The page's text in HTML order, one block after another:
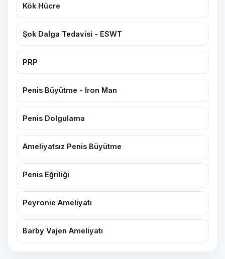
Kök Hücre
Şok Dalga Tedavisi - ESWT
PRP
Penis Büyütme - Iron Man
Penis Dolgulama
Ameliyatsız Penis Büyütme
Penis Eğriliği
Peyronie Ameliyatı
Barby Vajen Ameliyatı